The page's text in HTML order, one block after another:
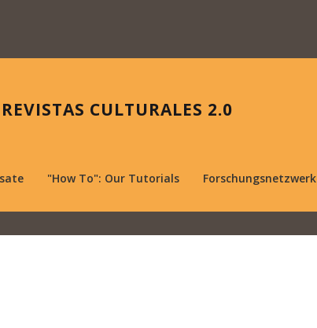
REVISTAS CULTURALES 2.0
"How To": Our Tutorials Forschungsnetzwerk